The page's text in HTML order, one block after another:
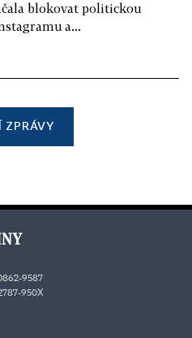
blokovat politickou
a...
ZPRÁVY
9587
950X